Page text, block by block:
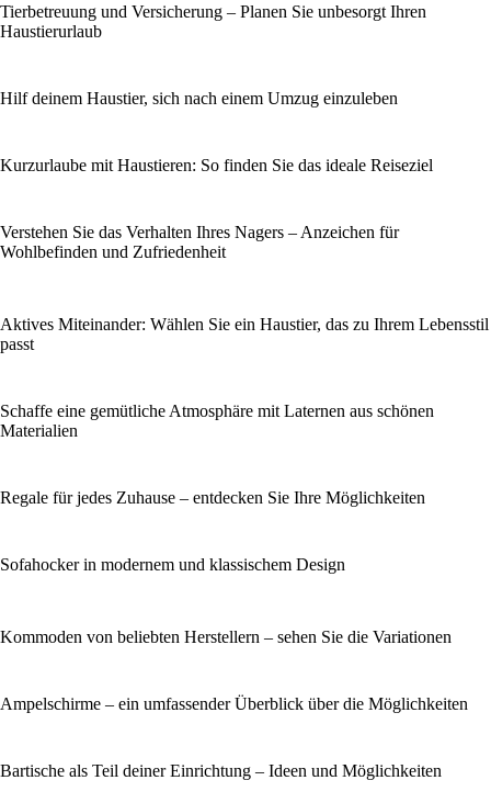
Tierbetreuung und Versicherung – Planen Sie unbesorgt Ihren
Haustierurlaub
Hilf deinem Haustier, sich nach einem Umzug einzuleben
Kurzurlaube mit Haustieren: So finden Sie das ideale Reiseziel
Verstehen Sie das Verhalten Ihres Nagers – Anzeichen für
Wohlbefinden und Zufriedenheit
Aktives Miteinander: Wählen Sie ein Haustier, das zu Ihrem Lebensstil
passt
Schaffe eine gemütliche Atmosphäre mit Laternen aus schönen
Materialien
Regale für jedes Zuhause – entdecken Sie Ihre Möglichkeiten
Sofahocker in modernem und klassischem Design
Kommoden von beliebten Herstellern – sehen Sie die Variationen
Ampelschirme – ein umfassender Überblick über die Möglichkeiten
Bartische als Teil deiner Einrichtung – Ideen und Möglichkeiten